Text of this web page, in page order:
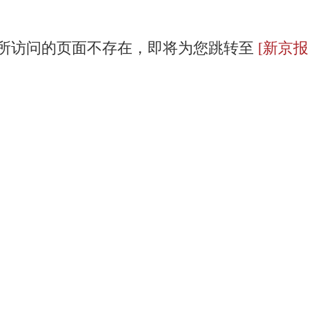
访问的页面不存在，即将为您跳转至 [新京